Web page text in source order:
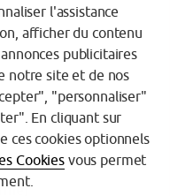
l'assistance
afficher du contenu
publicitaires
notre site et de nos
"personnaliser"
En cliquant sur
ces cookies optionnels
Cookiesvous permet